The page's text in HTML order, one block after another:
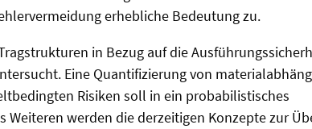
erhebliche Bedeutung zu.
in Bezug auf die
Eine Quantifizierung von
Risiken soll in ein probabilistisches
Weiteren werden die derzeitigen Konzepte zur